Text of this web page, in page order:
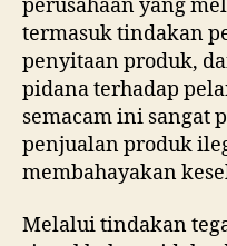
perusahaan yang
termasuk tindakan
penyitaan produk,
pidana terhadap
semacam ini sangat
penjualan produk
membahayakan
Melalui tindakan